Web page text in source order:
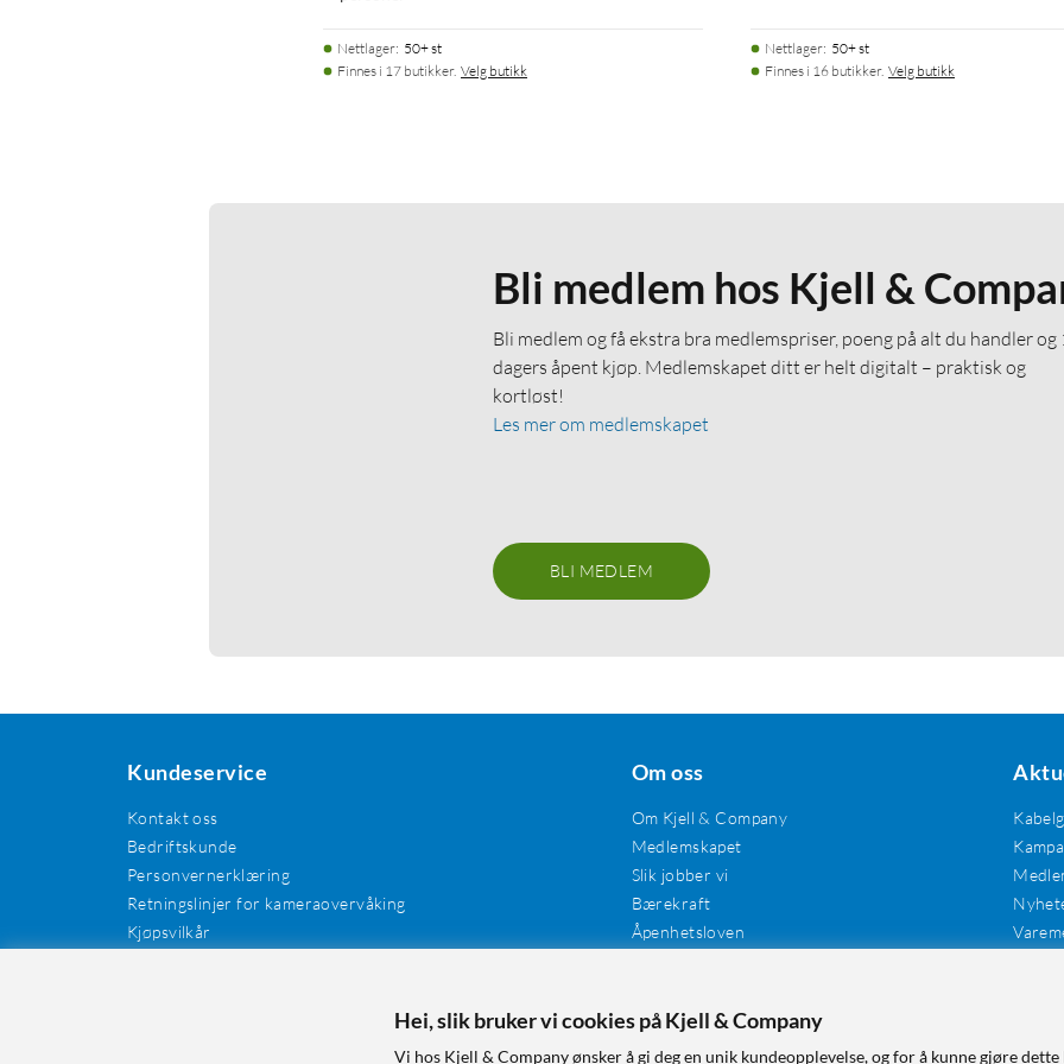
Nettlager: 50+ st
Finnes i 17 butikker. Velg butikk
Nettlager: 50+ st
Finnes i 16 butikker. Velg butikk
Bli medlem hos Kjell &
Bli medlem og få ekstra bra medlemspriser, poeng på alt du handler og
dagers åpent kjøp. Medlemskapet ditt er helt digitalt – praktisk og
kortløst!
Les mer om medlemskapet
BLI MEDLEM
Kundeservice
Kontakt oss
Bedriftskunde
Personvernerklæring
Retningslinjer for kameraovervåking
Kjøpsvilkår
Om oss
Om Kjell & Company
Medlemskapet
Slik jobber vi
Bærekraft
Åpenhetsloven
Tilgjengelighet
Hei, slik bruker vi cookies på Kjell & Company
Vi hos Kjell & Company ønsker å gi deg en unik kundeopplevelse, og for å kunne gjøre